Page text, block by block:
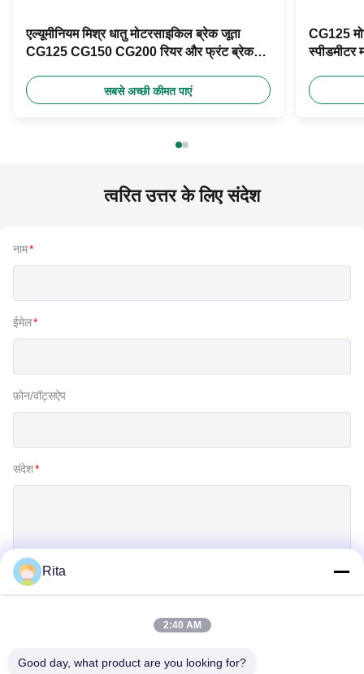
एल्यूमीनियम मिश्र धातु मोटरसाइकिल ब्रेक जूता
CG125 CG150 CG200 रियर और फ्रंट ब्रेक
सबसे अच्छी कीमत पाएं
CG125
त्वरित उत्तर के लिए संदेश
नाम*
ईमेल*
फ़ोन/वॉट्सऐप
संदेश*
Rita
2:40 AM
Good day, what product are you looking for?